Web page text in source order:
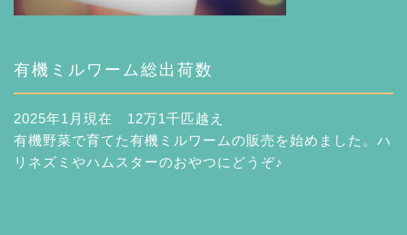
有機ミルワーム総出荷数
2025年1月現在 12万1千匹越え
有機野菜で育てた有機ミルワームの販売を始めました。ハ
リネズミやハムスターのおやつにどうぞ♪